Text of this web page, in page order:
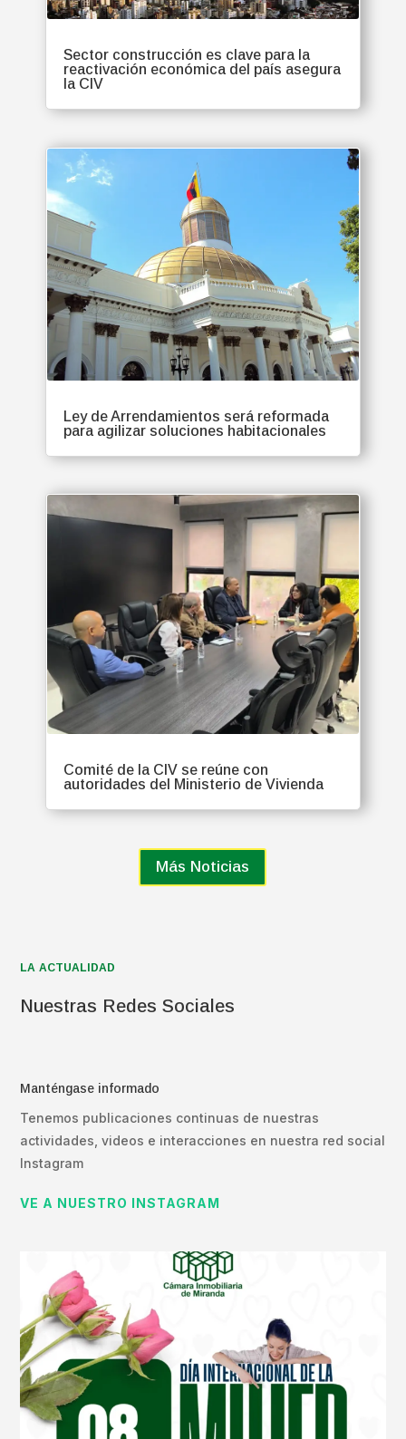
Sector construcción es clave para la
reactivación económica del país asegura
la CIV
Ley de Arrendamientos será reformada
para agilizar soluciones habitacionales
Comité de la CIV se reúne con
autoridades del Ministerio de Vivienda
Más Noticias
LA ACTUALIDAD
Nuestras Redes Sociales
Manténgase informado
Tenemos publicaciones continuas de nuestras
actividades, videos e interacciones en nuestra red social
Instagram
VE A NUESTRO INSTAGRAM